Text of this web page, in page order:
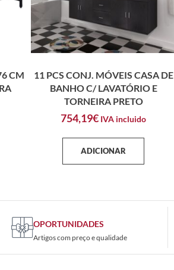
CM
11 PCS CONJ. MÓVEIS CASA DE
BANHO C/ LAVATÓRIO E
TORNEIRA PRETO
754,19€ IVA incluido
ADICIONAR
OPORTUNIDADES
Artigos com preço e qualidade